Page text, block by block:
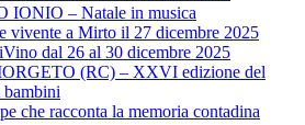
IONIO – Natale in musica
vivente a Mirto il 27 dicembre 2025
dal 26 al 30 dicembre 2025
(RC) – XXVI edizione del
bambini
che racconta la memoria contadina